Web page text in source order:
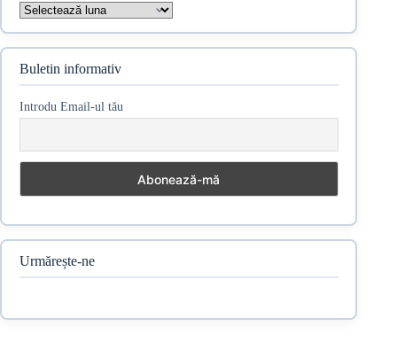
Arhive
Buletin informativ
Introdu Email-ul tău
Urmărește-ne